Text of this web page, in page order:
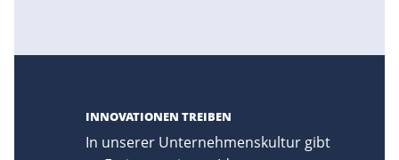
INNOVATIONEN TREIBEN
In unserer Unternehmenskultur gibt